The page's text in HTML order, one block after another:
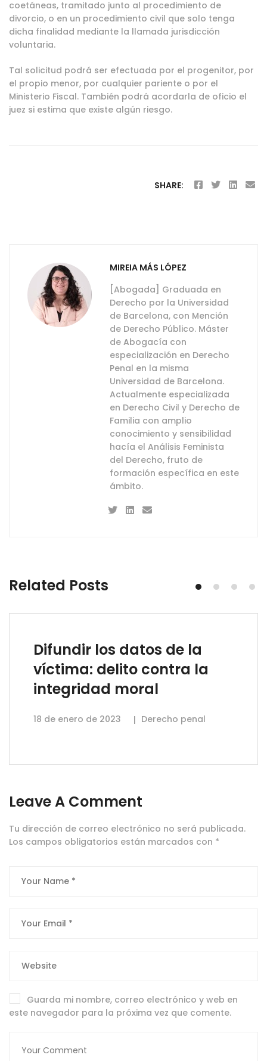
coetáneas, tramitado junto al procedimiento de
divorcio, o en un procedimiento civil que solo tenga
dicha finalidad mediante la llamada jurisdicción
voluntaria.
Tal solicitud podrá ser efectuada por el progenitor, por
el propio menor, por cualquier pariente o por el
Ministerio Fiscal. También podrá acordarla de oficio el
juez si estima que existe algún riesgo.
SHARE:
MIREIA MÁS LÓPEZ
[Abogada] Graduada en
Derecho por la Universidad
de Barcelona, con Mención
de Derecho Público. Máster
de Abogacía con
especialización en Derecho
Penal en la misma
Universidad de Barcelona.
Actualmente especializada
en Derecho Civil y Derecho de
Familia con amplio
conocimiento y sensibilidad
hacía el Análisis Feminista
del Derecho, fruto de
formación específica en este
ámbito.
Related Posts
Difundir los datos de la
víctima: delito contra la
integridad moral
18 de enero de 2023 Derecho penal
Leave A Comment
Tu dirección de correo electrónico no será publicada.
Los campos obligatorios están marcados con *
Guarda mi nombre, correo electrónico y web en
este navegador para la próxima vez que comente.